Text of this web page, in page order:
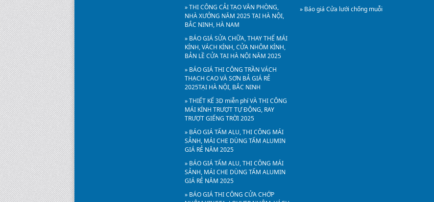
» THI CÔNG CẢI TẠO VĂN PHÒNG,
NHÀ XƯỞNG NĂM 2025 TẠI HÀ NỘI,
BẮC NINH, HÀ NAM
» BÁO GIÁ SỬA CHỮA, THAY THẾ MÁI
KÍNH, VÁCH KÍNH, CỬA NHÔM KÍNH,
BẢN LỀ CỬA TẠI HÀ NỘI NĂM 2025
» BÁO GIÁ THI CÔNG TRẦN VÁCH
THẠCH CAO VÀ SƠN BẢ GIÁ RẺ
2025TẠI HÀ NỘI, BẮC NINH
» THIẾT KẾ 3D miễn phí VÀ THI CÔNG
MÁI KÍNH TRƯỢT TỰ ĐỘNG, RAY
TRƯỢT GIẾNG TRỜI 2025
» BÁO GIÁ TẤM ALU, THI CÔNG MÁI
SẢNH, MÁI CHE DÙNG TẤM ALUMIN
GIÁ RẺ NĂM 2025
» BÁO GIÁ TẤM ALU, THI CÔNG MÁI
SẢNH, MÁI CHE DÙNG TẤM ALUMIN
GIÁ RẺ NĂM 2025
» BÁO GIÁ THI CÔNG CỬA CHỚP
» Báo giá Cửa lưới chống muỗi